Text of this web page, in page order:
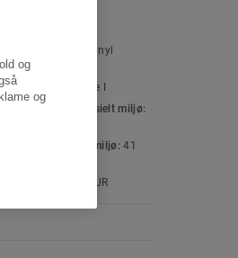
Homogent vinyl
innhold:
Type I
for kommersielt miljø:
for industrimiljø:41
iQ PUR
og
og